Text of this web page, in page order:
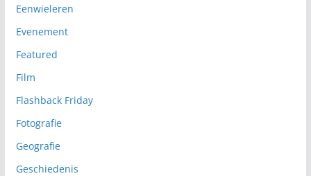
Eenwieleren
Evenement
Featured
Film
Flashback Friday
Fotografie
Geografie
Geschiedenis